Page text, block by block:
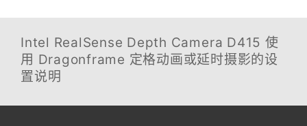
Intel RealSense Depth Camera D415 使
用 Dragonframe 定格动画或延时摄影的设
置说明